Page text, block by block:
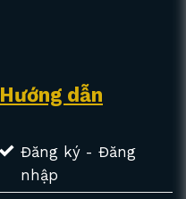
Hướng dẫn
Đăng ký - Đăng
nhập